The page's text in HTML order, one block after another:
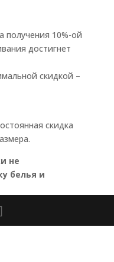
получения 10%-ой
достигнет
скидкой –
скидка
не
белья и